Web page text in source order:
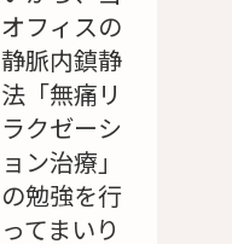
オフィスの
静脈内鎮静
法「無痛リ
ラクゼーシ
ョン治療」
の勉強を行
ってまいり